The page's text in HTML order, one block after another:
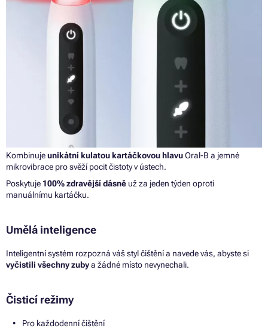
Kombinujeunikátní kulatou kartáčkovou hlavuOral-B a jemné
mikrovibrace pro svěží pocit čistoty v ústech.
Poskytuje 100% zdravější dásně už za jeden týden oproti
manuálnímu kartáčku.
Umělá inteligence
Inteligentní systém rozpozná váš styl čištění a navede vás, abyste si
vyčistili všechny zubya žádné místo nevynechali.
Čisticí režimy
Pro každodenní čištění